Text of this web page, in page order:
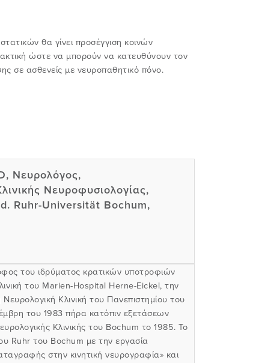
θα γίνει προσέγγιση κοινών
ώστε να μπορούν να κατευθύνουν τον
σε ασθενείς με νευροπαθητικό πόνο.
Νευρολόγος,
Νευροφυσιολογίας,
Ruhr-Universität Bochum,
του ιδρύματος κρατικών υποτροφιών
του Marien-Hospital Herne-Eickel, την
Κλινική του Πανεπιστημίου του
του 1983 πήρα κατόπιν εξετάσεων
Κλινικής του Bochum το 1985. Το
Ruhr του Bochum με την εργασία
στην κινητική νευρογραφία» και